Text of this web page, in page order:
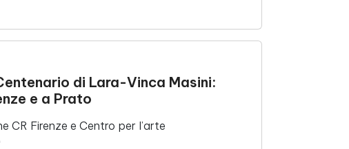
di Lara-Vinca Masini:
e a Prato
CR Firenze e Centro per l’arte